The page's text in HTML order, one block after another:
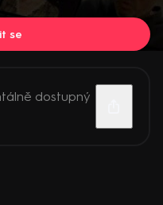
se
dostupný